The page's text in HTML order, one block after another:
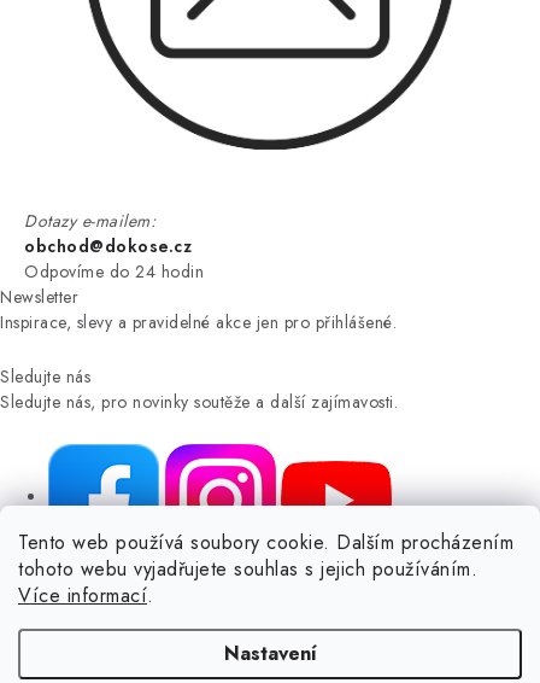
Tento web používá soubory cookie. Dalším procházením
tohoto webu vyjadřujete souhlas s jejich používáním.
Více informací.
Nastavení
Dotazy e-mailem:
obchod@dokose.cz
Odpovíme do 24 hodin
Newsletter
Inspirace, slevy a pravidelné akce jen pro přihlášené.
Sledujte nás
Sledujte nás, pro novinky soutěže a další zajímavosti.
NIKARO, s.r.o.- Dokoše.cz, Veselka 48, 259 01 Olbramovice -
Votice, ČESKÁ REPUBLIKA
Podle zákona o evidenci tržeb je prodávající povinen vystavit